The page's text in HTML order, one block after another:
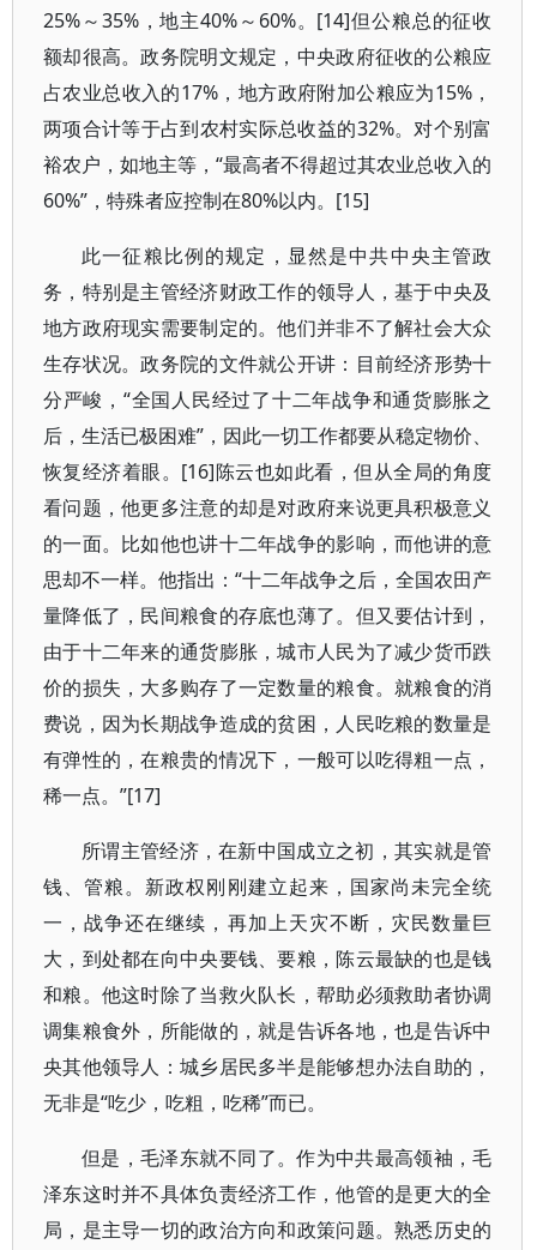
25%～35%，地主40%～ 60%。 [14]但公粮总的征收
额却很高。政务院明文规定，中央政府征收的公粮应
占农业总收入的17%，地方政府附加公粮应为15%，
两项合计等于占到农村实际总收益的32%。对个别富
裕农户，如地主等，“最高者不得超过其农业总收入的
60%”，特殊者应控制在80%以内。 [15]
此一征粮比例的规定，显然是中共中央主管政
务，特别是主管经济财政工作的领导人，基于中央及
地方政府现实需要制定的。他们并非不了解社会大众
生存状况。政务院的文件就公开讲：目前经济形势十
分严峻，“全国人民经过了十二年战争和通货膨胀之
后，生活已极困难”，因此一切工作都要从稳定物价、
恢复经济着眼。 [16]陈云也如此看，但从全局的角度
看问题，他更多注意的却是对政府来说更具积极意义
的一面。比如他也讲十二年战争的影响，而他讲的意
思却不一样。他指出：“十二年战争之后，全国农田产
量降低了，民间粮食的存底也薄了。但又要估计到，
由于十二年来的通货膨胀，城市人民为了减少货币跌
价的损失，大多购存了一定数量的粮食。就粮食的消
费说，因为长期战争造成的贫困，人民吃粮的数量是
有弹性的，在粮贵的情况下，一般可以吃得粗一点，
稀一点。”[17]
所谓主管经济，在新中国成立之初，其实就是管
钱、管粮。新政权刚刚建立起来，国家尚未完全统
一，战争还在继续，再加上天灾不断，灾民数量巨
大，到处都在向中央要钱、要粮，陈云最缺的也是钱
和粮。他这时除了当救火队长，帮助必须救助者协调
调集粮食外，所能做的，就是告诉各地，也是告诉中
央其他领导人：城乡居民多半是能够想办法自助的，
无非是“吃少，吃粗，吃稀”而已。
但是，毛泽东就不同了。作为中共最高领袖，毛
泽东这时并不具体负责经济工作，他管的是更大的全
局，是主导一切的政治方向和政策问题。熟悉历史的